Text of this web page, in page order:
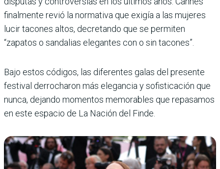
finalmente revió la normativa que exi­gía a las mujeres
lucir taco­nes altos, decretando que se permiten
“zapatos o sandalias elegantes con o sin tacones”.
Bajo estos códigos, las dife­rentes galas del presente
fes­tival derrocharon más elegan­cia y sofisticación que
nunca, dejando momentos memora­bles que repasamos
en este espacio de La Nación del Finde.